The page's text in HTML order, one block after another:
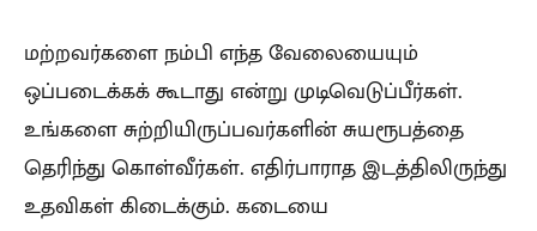
மற்றவர்களை நம்பி எந்த வேலையையும்
ஒப்படைக்கக் கூடாது என்று முடிவெடுப்பீர்கள்.
உங்களை சுற்றியிருப்பவர்களின் சுயரூபத்தை
தெரிந்து கொள்வீர்கள். எதிர்பாராத இடத்திலிருந்து
உதவிகள் கிடைக்கும். கடையை